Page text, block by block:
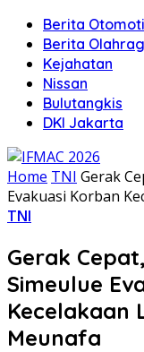
Berita
Berita
Kejahatan
Nissan
Bulutangkis
DKI Jakarta
Home TNI Gerak
Evakuasi Korban
TNI
Gerak
Simeulue
Kecelakaan
Meunafa